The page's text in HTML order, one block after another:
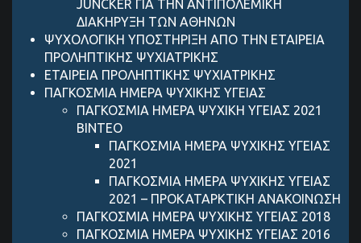
JUNCKER ΓΙΑ ΤΗΝ ΑΝΤΙΠΟΛΕΜΙΚΗ
ΔΙΑΚΗΡΥΞΗ ΤΩΝ ΑΘΗΝΩΝ
ΨΥΧΟΛΟΓΙΚΗ ΥΠΟΣΤΗΡΙΞΗ ΑΠΟ ΤΗΝ ΕΤΑΙΡΕΙΑ
ΠΡΟΛΗΠΤΙΚΗΣ ΨΥΧΙΑΤΡΙΚΗΣ
ΕΤΑΙΡΕΙΑ ΠΡΟΛΗΠΤΙΚΗΣ ΨΥΧΙΑΤΡΙΚΗΣ
ΠΑΓΚΟΣΜΙΑ ΗΜΕΡΑ ΨΥΧΙΚΗΣ ΥΓΕΙΑΣ
ΠΑΓΚΟΣΜΙΑ ΗΜΕΡΑ ΨΥΧΙΚΗ ΥΓΕΙΑΣ 2021
ΒΙΝΤΕΟ
ΠΑΓΚΟΣΜΙΑ ΗΜΕΡΑ ΨΥΧΙΚΗΣ ΥΓΕΙΑΣ
2021
ΠΑΓΚΟΣΜΙΑ ΗΜΕΡΑ ΨΥΧΙΚΗΣ ΥΓΕΙΑΣ
2021 – ΠΡΟΚΑΤΑΡΚΤΙΚΗ ΑΝΑΚΟΙΝΩΣΗ
ΠΑΓΚΟΣΜΙΑ ΗΜΕΡΑ ΨΥΧΙΚΗΣ ΥΓΕΙΑΣ 2018
ΠΑΓΚΟΣΜΙΑ ΗΜΕΡΑ ΨΥΧΙΚΗΣ ΥΓΕΙΑΣ 2016